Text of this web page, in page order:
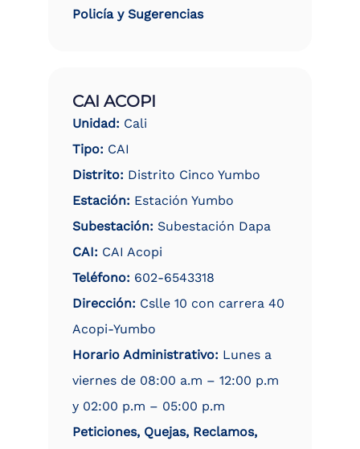
Policía y Sugerencias
CAI ACOPI
Unidad: Cali
Tipo: CAI
Distrito: Distrito Cinco Yumbo
Estación: Estación Yumbo
Subestación: Subestación Dapa
CAI: CAI Acopi
Teléfono: 602-6543318
Dirección: Cslle 10 con carrera 40
Acopi-Yumbo
Horario Administrativo: Lunes a
viernes de 08:00 a.m – 12:00 p.m
y 02:00 p.m – 05:00 p.m
Peticiones, Quejas, Reclamos,